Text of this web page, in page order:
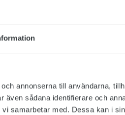
annonserna till användarna,
sådana identifierare och
samarbetar med. Dessa kan i
skadad
säger